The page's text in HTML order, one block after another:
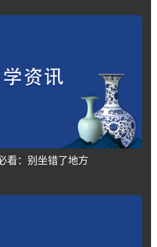
看：别坐错了地方